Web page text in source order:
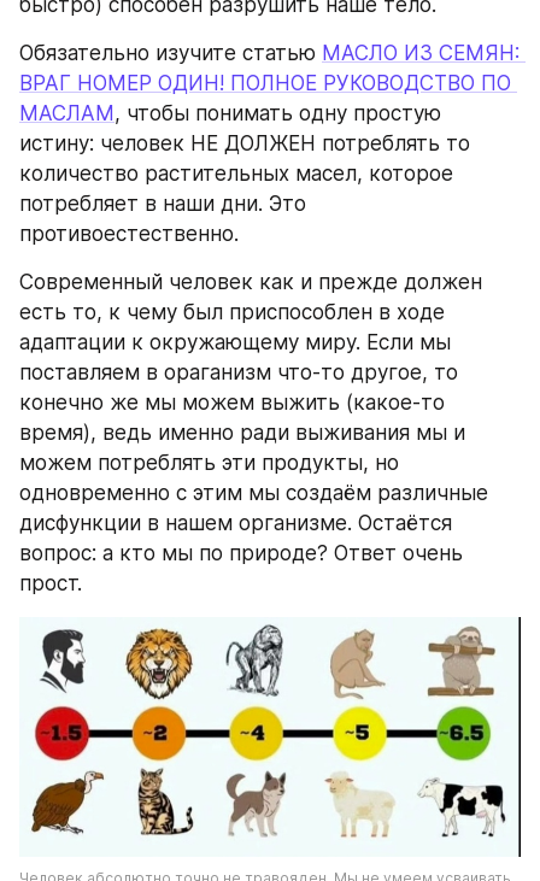
Обязательно изучите статью МАСЛО ИЗ СЕМЯН:
ВРАГ НОМЕР ОДИН! ПОЛНОЕ РУКОВОДСТВО ПО
МАСЛАМ, чтобы понимать одну простую
истину: человек НЕ ДОЛЖЕН потреблять то
количество растительных масел, которое
потребляет в наши дни. Это
противоестественно.
Современный человек как и прежде должен
есть то, к чему был приспособлен в ходе
адаптации к окружающему миру. Если мы
поставляем в ораганизм что-то другое, то
конечно же мы можем выжить (какое-то
время), ведь именно ради выживания мы и
можем потреблять эти продукты, но
одновременно с этим мы создаём различные
дисфункции в нашем организме. Остаётся
вопрос: а кто мы по природе? Ответ очень
прост.